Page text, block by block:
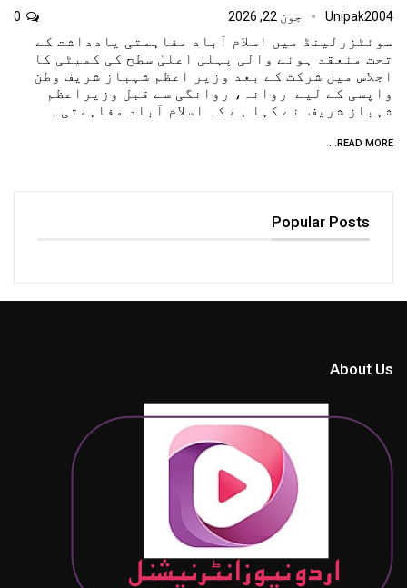
Unipak2004 جون 22, 2026
سوئٹزرلینڈ میں اسلام آباد مفاہمتی یادداشت کے
تحت منعقد ہونے والی پہلی اعلیٰ سطح کی کمیٹی کا
اجلاس میں شرکت کے بعد وزیر اعظم شہباز شریف وطن
واپسی کے لیے روانہ، روانگی سے قبل وزیراعظم
شہباز شریف نے کہا ہے کہ اسلام آباد مفاہمتی…
READ MORE...
Popular Posts
About Us